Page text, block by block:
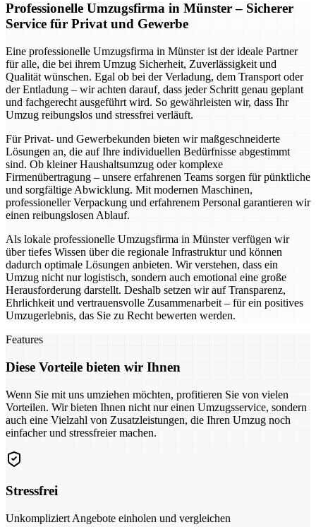
Professionelle Umzugsfirma in Münster – Sicherer
Service für Privat und Gewerbe
Eine professionelle Umzugsfirma in Münster ist der ideale Partner
für alle, die bei ihrem Umzug Sicherheit, Zuverlässigkeit und
Qualität wünschen. Egal ob bei der Verladung, dem Transport oder
der Entladung – wir achten darauf, dass jeder Schritt genau geplant
und fachgerecht ausgeführt wird. So gewährleisten wir, dass Ihr
Umzug reibungslos und stressfrei verläuft.
Für Privat- und Gewerbekunden bieten wir maßgeschneiderte
Lösungen an, die auf Ihre individuellen Bedürfnisse abgestimmt
sind. Ob kleiner Haushaltsumzug oder komplexe
Firmenübertragung – unsere erfahrenen Teams sorgen für pünktliche
und sorgfältige Abwicklung. Mit modernen Maschinen,
professioneller Verpackung und erfahrenem Personal garantieren wir
einen reibungslosen Ablauf.
Als lokale professionelle Umzugsfirma in Münster verfügen wir
über tiefes Wissen über die regionale Infrastruktur und können
dadurch optimale Lösungen anbieten. Wir verstehen, dass ein
Umzug nicht nur logistisch, sondern auch emotional eine große
Herausforderung darstellt. Deshalb setzen wir auf Transparenz,
Ehrlichkeit und vertrauensvolle Zusammenarbeit – für ein positives
Umzugerlebnis, das Sie zu Recht bewerten werden.
Features
Diese Vorteile bieten wir Ihnen
Wenn Sie mit uns umziehen möchten, profitieren Sie von vielen
Vorteilen. Wir bieten Ihnen nicht nur einen Umzugsservice, sondern
auch eine Vielzahl von Zusatzleistungen, die Ihren Umzug noch
einfacher und stressfreier machen.
Stressfrei
Unkompliziert Angebote einholen und vergleichen